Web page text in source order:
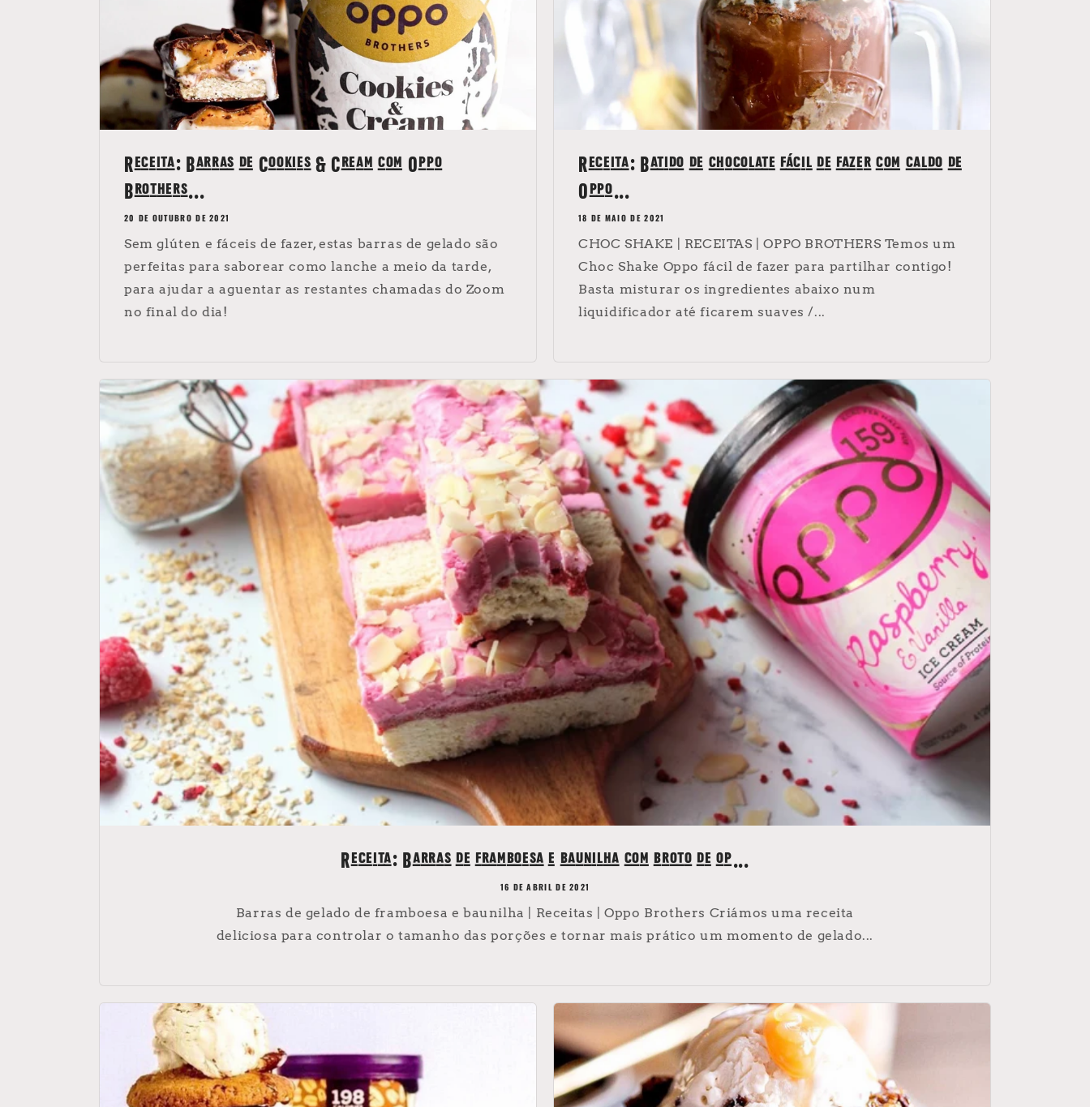
Receita: Barras de Cookies & Cream com Oppo
Brothers...
20 DE OUTUBRO DE 2021
Sem glúten e fáceis de fazer, estas barras de gelado são
perfeitas para saborear como lanche a meio da tarde,
para ajudar a aguentar as restantes chamadas do Zoom
no final do dia!
Receita: Batido de chocolate fácil de fazer com caldo de
Oppo...
18 DE MAIO DE 2021
CHOC SHAKE | RECEITAS | OPPO BROTHERS Temos um
Choc Shake Oppo fácil de fazer para partilhar contigo!
Basta misturar os ingredientes abaixo num
liquidificador até ficarem suaves /...
Receita: Barras de framboesa e baunilha com broto de op...
16 DE ABRIL DE 2021
Barras de gelado de framboesa e baunilha | Receitas | Oppo Brothers Criámos uma receita
deliciosa para controlar o tamanho das porções e tornar mais prático um momento de gelado...